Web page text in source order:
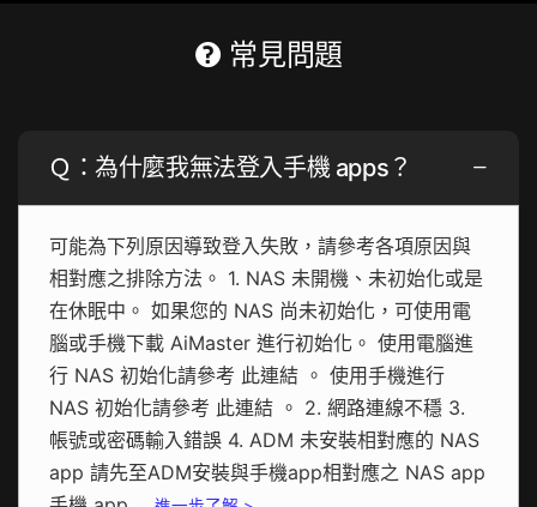
常見問題
Ｑ：為什麼我無法登入手機 apps？
可能為下列原因導致登入失敗，請參考各項原因與
相對應之排除方法。 1. NAS 未開機、未初始化或是
在休眠中。 如果您的 NAS 尚未初始化，可使用電
腦或手機下載 AiMaster 進行初始化。 使用電腦進
行 NAS 初始化請參考 此連結 。 使用手機進行
NAS 初始化請參考 此連結 。 2. 網路連線不穩 3.
帳號或密碼輸入錯誤 4. ADM 未安裝相對應的 NAS
app 請先至ADM安裝與手機app相對應之 NAS app